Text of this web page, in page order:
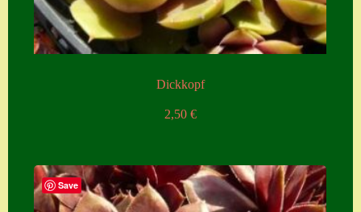
Dickkopf
2,50 €
Save